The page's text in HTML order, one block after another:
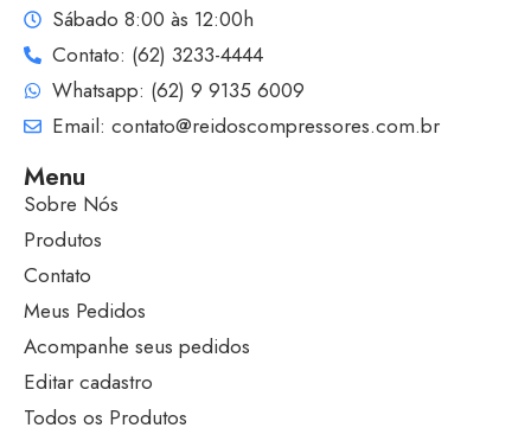
Sábado 8:00 às 12:00h
Contato: (62) 3233-4444
Whatsapp: (62) 9 9135 6009
Email: contato@reidoscompressores.com.br
Menu
Sobre Nós
Produtos
Contato
Meus Pedidos
Acompanhe seus pedidos
Editar cadastro
Todos os Produtos